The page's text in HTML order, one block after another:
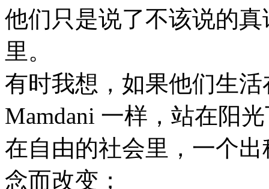
他们只是说了不该说的
里。
有时我想，如果他们生
Mamdani 一样，站在阳
在自由的社会里，一个
念而改变；